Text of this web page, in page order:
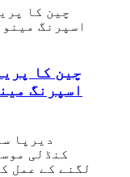
چین کا
اسپرنگ
دیرپا
کنڈلی
لگنے کے عمل